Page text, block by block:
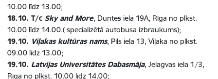
10.00 līdz 13.00;
18.10. T/c Sky and More, Duntes iela 19A, Rīga no plkst.
10.00 līdz 14.00.( specializētā autobusa izbraukums);
19.10. Viļakas kultūras nams, Pils iela 13, Viļaka no plkst.
09.00 līdz 13.00;
19.10. Latvijas Universitātes Dabasmāja, Jelagvas iela 1/3,
Rīga no plkst. 10.00 līdz 14.00;